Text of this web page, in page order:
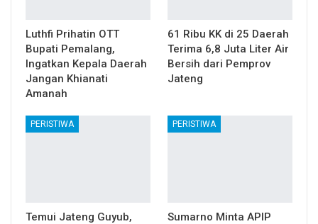
Luthfi Prihatin OTT
Bupati Pemalang,
Ingatkan Kepala Daerah
Jangan Khianati
Amanah
61 Ribu KK di 25 Daerah
Terima 6,8 Juta Liter Air
Bersih dari Pemprov
Jateng
PERISTIWA
Temui Jateng Guyub,
PERISTIWA
Sumarno Minta APIP